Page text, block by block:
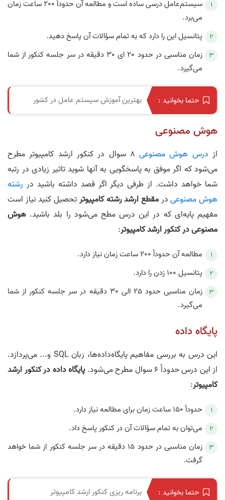
سیستم‌عامل درسی ساده است و مطالعه آن حدوداً 200 ساعت زمان
می‌برد.
پتانسیل این را دارد که به تمام سؤالات آن پاسخ دهید.
زمان مناسبی در حدود 20 ای 30 دقیقه در سر جلسه کنکور از شما
می‌گیرد.
حتما بخوانید : بهترین آموزش سیستم عامل در کشور
هوش مصنوعی
از درس هوش مصنوعی
8 سوال در کنکور ارشد کامپیوتر مطرح
می‌شود که اگر موفق به پاسخگویی به آنها شوید تاثیر زیادی در رتبه
شما خواهد داشت. از طرفی دیگر اگر قصد داشته باشید در رشته
هوش مصنوعیدرمقطع ارشد رشته کامپیوترتحصیل کنید نیاز است
مفهیم پایه‌ای که در این درس مطح می‌شود را بلد باشید. هوش
مصنوعی در کنکور ارشد کامپیوتر:
مطالعه آن حدوداً 200 ساعت زمان نیاز دارد.
پتانسیل 100 زدن را دارد.
زمان مناسبی حدود 25 الی 30 دقیقه در سر جلسه کنکور از شما
می‌گیرد.
پایگاه‌ داده
این درس به بررسی مفاهیم پایگاه‌داده‌ها، زبان SQL و... می‌پردازد.
از این درس حدوداً 6 سوال مطرح می‌شود.
پایگاه داده در کنکور ارشد
کامپیوتر:
حدوداً 150 ساعت زمان برای مطالعه نیاز دارد.
می‌توان به تمام سؤالات آن در کنکور پاسخ داد.
زمان مناسبی در حدود 15 دقیقه در سر جلسه کنکور از شما خواهد
گرفت.
حتما بخوانید : برنامه ریزی کنکور ارشد کامپیوتر